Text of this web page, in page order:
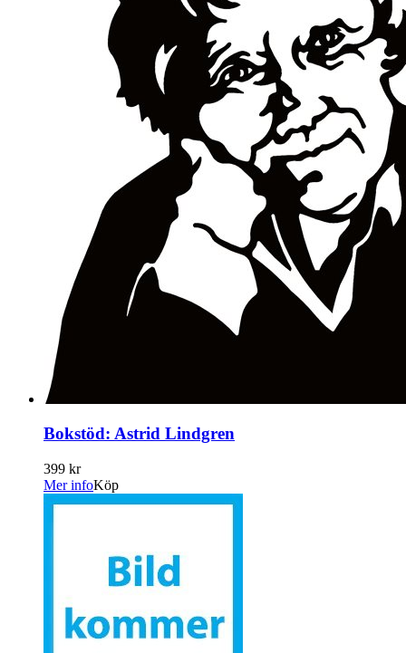
Bokstöd: Astrid Lindgren
399 kr
Mer infoKöp